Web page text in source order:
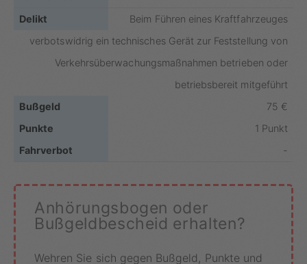
Beim Führen eines Kraftfahrzeuges
verbotswidrig ein technisches Gerät zur Feststellung von
Verkehrsüberwachungsmaßnahmen betrieben oder
betriebsbereit mitgeführt
75 €
1 Punkt
-
Anhörungsbogen oder
Bußgeldbescheid erhalten?
Wehren Sie sich gegen Bußgeld, Punkte und